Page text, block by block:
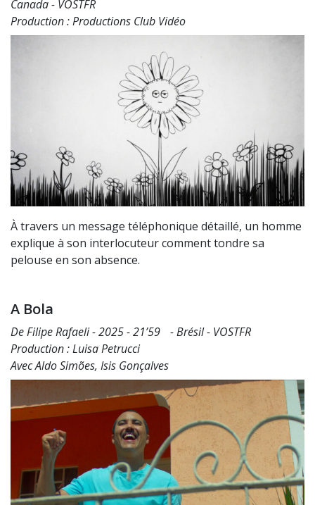
Canada - VOSTFR
Production : Productions Club Vidéo
À travers un message téléphonique détaillé, un homme
explique à son interlocuteur comment tondre sa
pelouse en son absence.
A Bola
De Filipe Rafaeli - 2025 - 21’59 - Brésil - VOSTFR
Production : Luisa Petrucci
Avec Aldo Simões, Isis Gonçalves